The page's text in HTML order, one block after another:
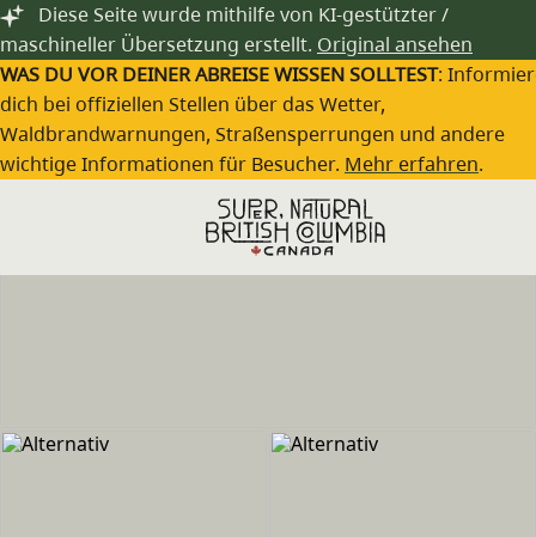
Zum Hauptinhalt springen
Diese Seite wurde mithilfe von KI-gestützter /
maschineller Übersetzung erstellt. Original ansehen
WAS DU VOR DEINER ABREISE WISSEN SOLLTEST:
dich bei offiziellen Stellen über das Wetter,
Waldbrandwarnungen, Straßensperrungen und andere
wichtige Informationen für Besucher. Mehr erfahren.